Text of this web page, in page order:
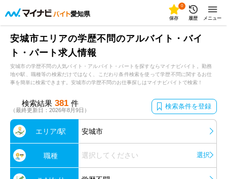
愛知県
0
保存 履歴 メニュー
安城市エリアの学歴不問のアルバイト・バイ
ト・パート求人情報
安城市の学歴不問の人気バイト・アルバイト・パートを探すならマイナビバイト。勤務
地や駅、職種等の検索だけではなく、こだわり条件検索を使って学歴不問に関するお仕
事を簡単に検索できます。安城市の学歴不問のお仕事探しはマイナビバイトで検索！
検索結果 381 件
（最終更新日：2026年8月9日） 検索条件を登録
エリア/駅 安城市
職種 選択してください 選択